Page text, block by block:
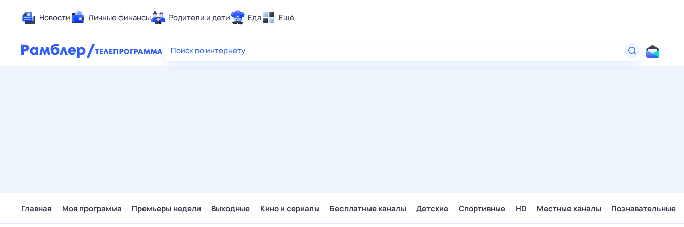
Новости Личные финансы Родители и дети Еда Ещё
Здоровье
Поиск по интернету
Главная Моя программа Премьеры недели Выходные Кино и сериалы Бесплатные каналы Детские Спортивные HD Местные каналы Познавательные